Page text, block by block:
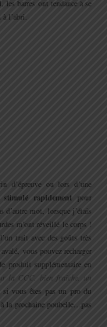
barres ont tendance à se
l’abri.
d’épreuve ou lors d’une
rapidement pour
mot, lorsque j’étais
m’ont réveillé le corps !
trait avec des goûts très
vous pouvez recharger
produit supplémentaire en
la CCC, bien fraîche, un
si vous êtes pas un pro du
la prochaine poubelle…pas